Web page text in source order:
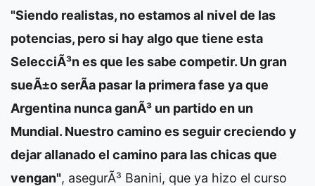
"Siendo realistas, no estamos al nivel de las
potencias, pero si hay algo que tiene esta
SelecciÃ³n es que les sabe competir. Un gran
sueÃ±o serÃ­a pasar la primera fase ya que
Argentina nunca ganÃ³ un partido en un
Mundial. Nuestro camino es seguir creciendo y
dejar allanado el camino para las chicas que
vengan", asegurÃ³ Banini, que ya hizo el curso